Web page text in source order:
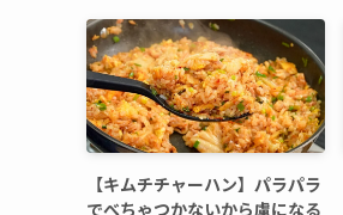
【キムチチャーハン】パラパラ
でべちゃつかないから虜になる